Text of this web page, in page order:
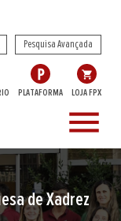
Pesquisa Avançada
PLATAFORMA LOJA FPX
menu
de Xadrez